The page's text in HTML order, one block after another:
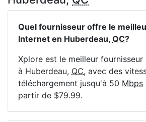
Quel fournisseur offre le
Internet en Huberdeau, QC?
Xplore est le meilleur
à Huberdeau, QC, avec des
téléchargement jusqu'à 50 Mbps
partir de $79.99.